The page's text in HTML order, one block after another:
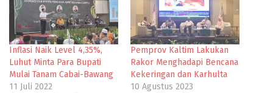
Inflasi Naik Level 4,35%,
Luhut Minta Para Bupati
Mulai Tanam Cabai-Bawang
11 Juli 2022
Pemprov Kaltim Lakukan
Rakor Menghadapi Bencana
Kekeringan dan Karhulta
10 Agustus 2023